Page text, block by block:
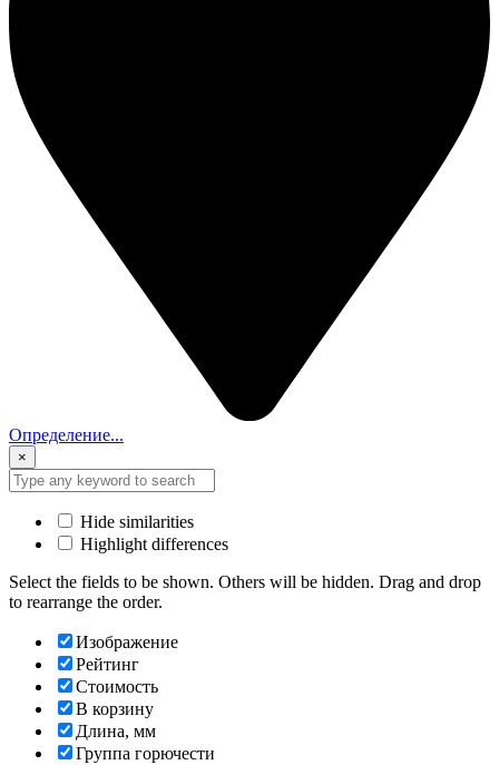
Определение...
×
Hide similarities
Highlight differences
Select the fields to be shown. Others will be hidden. Drag and drop
to rearrange the order.
Изображение
Рейтинг
Стоимость
В корзину
Длина, мм
Группа горючести